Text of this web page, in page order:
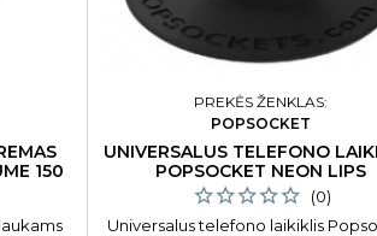
150
PREKĖS ŽENKLAS:
POPSOCKET
UNIVERSALUS TELEFONO
POPSOCKET NEON LIPS
(0)
Universalus telefono laikiklis